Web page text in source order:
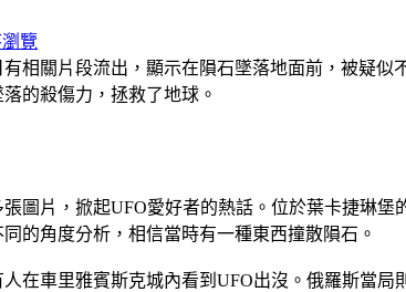
覽
相關片段流出，顯示在隕石墜落地面前，被疑
的殺傷力，拯救了地球。
圖片，掀起UFO愛好者的熱話。位於葉卡捷琳
的角度分析，相信當時有一種東西撞散隕石。
在車里雅賓斯克城內看到UFO出沒。俄羅斯當